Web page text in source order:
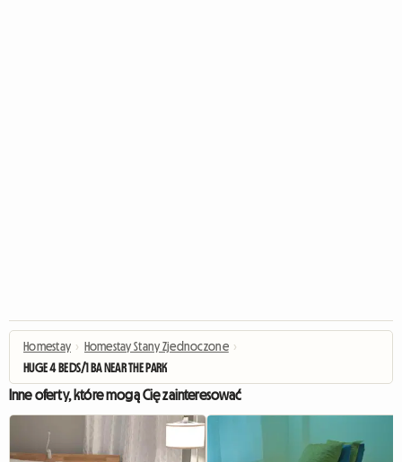
Homestay › Homestay Stany Zjednoczone ›
HUGE 4 BEDS/1 BA NEAR THE PARK
Inne oferty, które mogą Cię zainteresować